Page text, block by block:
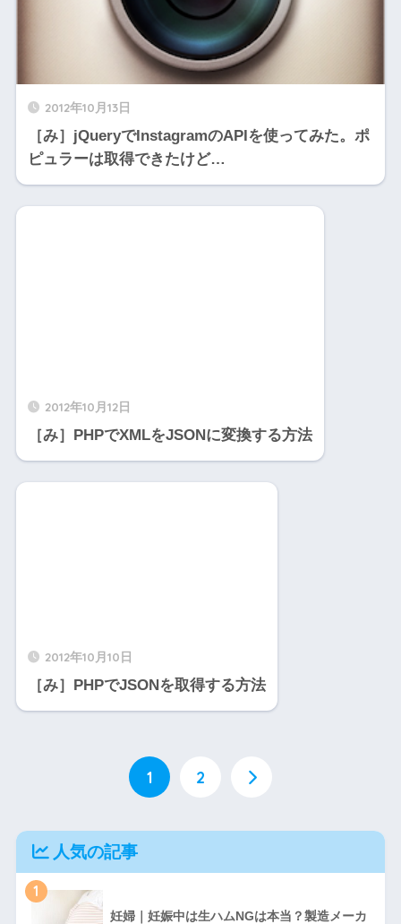
2012年10月13日
［み］jQueryでInstagramのAPIを使ってみた。ポ
ピュラーは取得できたけど…
2012年10月12日
［み］PHPでXMLをJSONに変換する方法
2012年10月10日
［み］PHPでJSONを取得する方法
1 2
人気の記事
1
妊婦｜妊娠中は生ハムNGは本当？製造メーカ